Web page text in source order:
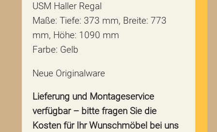
USM Haller Regal
Maße: Tiefe: 373 mm, Breite: 773
mm, Höhe: 1090 mm
Farbe: Gelb
Neue Originalware
Lieferung und Montageservice
verfügbar – bitte fragen Sie die
Kosten für Ihr Wunschmöbel bei uns